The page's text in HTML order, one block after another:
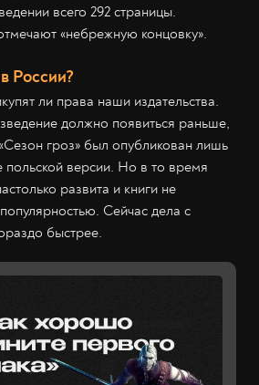
всего 292 страницы.
«небрежную концовку».
России?
ли права наши издательства.
должно появиться раньше,
гроз» был опубликован лишь
польской версии. Но в то время
развита и книги не
Сейчас дела с
быстрее.